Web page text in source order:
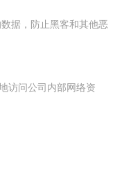
据，防止黑客和其他恶
访问公司内部网络资